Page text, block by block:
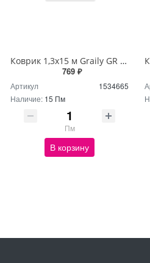
Коврик 1,3х15 м Graily GR 1241B-130
769 ₽
Артикул
1534665
Наличие: 15 Пм
Пм
В корзину